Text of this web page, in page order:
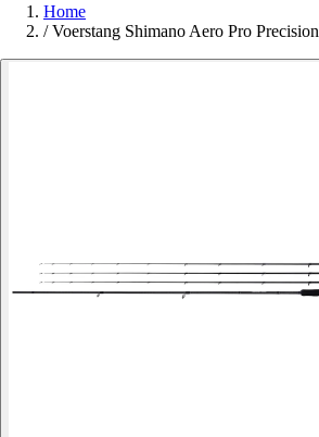
Home
/ Voerstang Shimano Aero Pro Precision